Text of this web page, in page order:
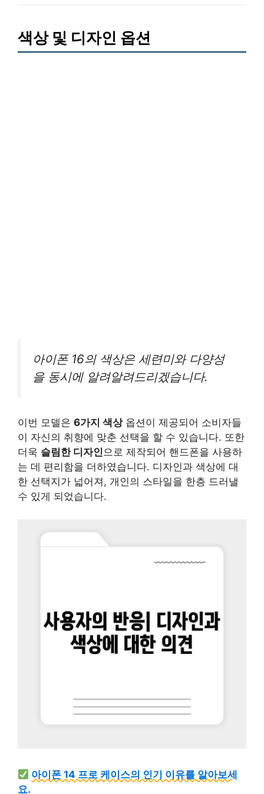
색상 및 디자인 옵션
아이폰 16의 색상은 세련미와 다양성
을 동시에 알려알려드리겠습니다.
이번 모델은 6가지 색상옵션이 제공되어 소비자들
이 자신의 취향에 맞춘 선택을 할 수 있습니다. 또한
더욱 슬림한 디자인으로 제작되어 핸드폰을 사용하
는 데 편리함을 더하였습니다. 디자인과 색상에 대
한 선택지가 넓어져, 개인의 스타일을 한층 드러낼
수 있게 되었습니다.
아이폰 14 프로 케이스의 인기 이유를 알아보세
요.